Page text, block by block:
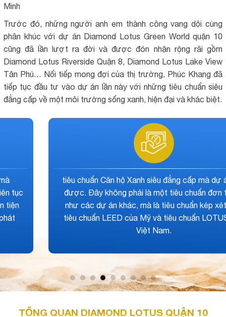
Minh
Trước đó, những người anh em thành công vang dội cùng
phân khúc với dự án Diamond Lotus Green World quận 10
cũng đã lần lượt ra đời và được đón nhận rộng rãi gồm
Diamond Lotus Riverside Quận 8, Diamond Lotus Lake View
Tân Phú… Nối tiếp mong đợi của thị trường, Phúc Khang đã
tiếp tục đầu tư vào dự án lần này với những tiêu chuẩn siêu
đẳng cấp về một môi trường sống xanh, hiện đại và khác biệt.
Được bao bọc bởi hàng loạt các con đường lớn
rộng thoáng giúp kết nối đến tất cả các Quận
của thành phố một cách nhanh chóng. Không chỉ
cũng nhờ địa thế trên mà Diamond Lotus Green
World cũng được vây quanh bởi hàng loạt các
TỔNG QUAN DIAMOND LOTUS QUẬN 10